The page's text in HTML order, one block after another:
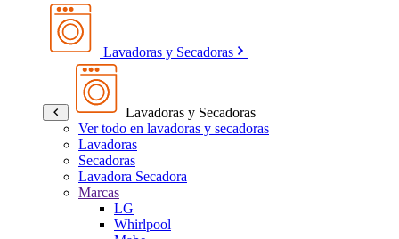
Lavadoras y Secadoras
Lavadoras y Secadoras
Ver todo en lavadoras y secadoras
Lavadoras
Secadoras
Lavadora Secadora
Marcas
LG
Whirlpool